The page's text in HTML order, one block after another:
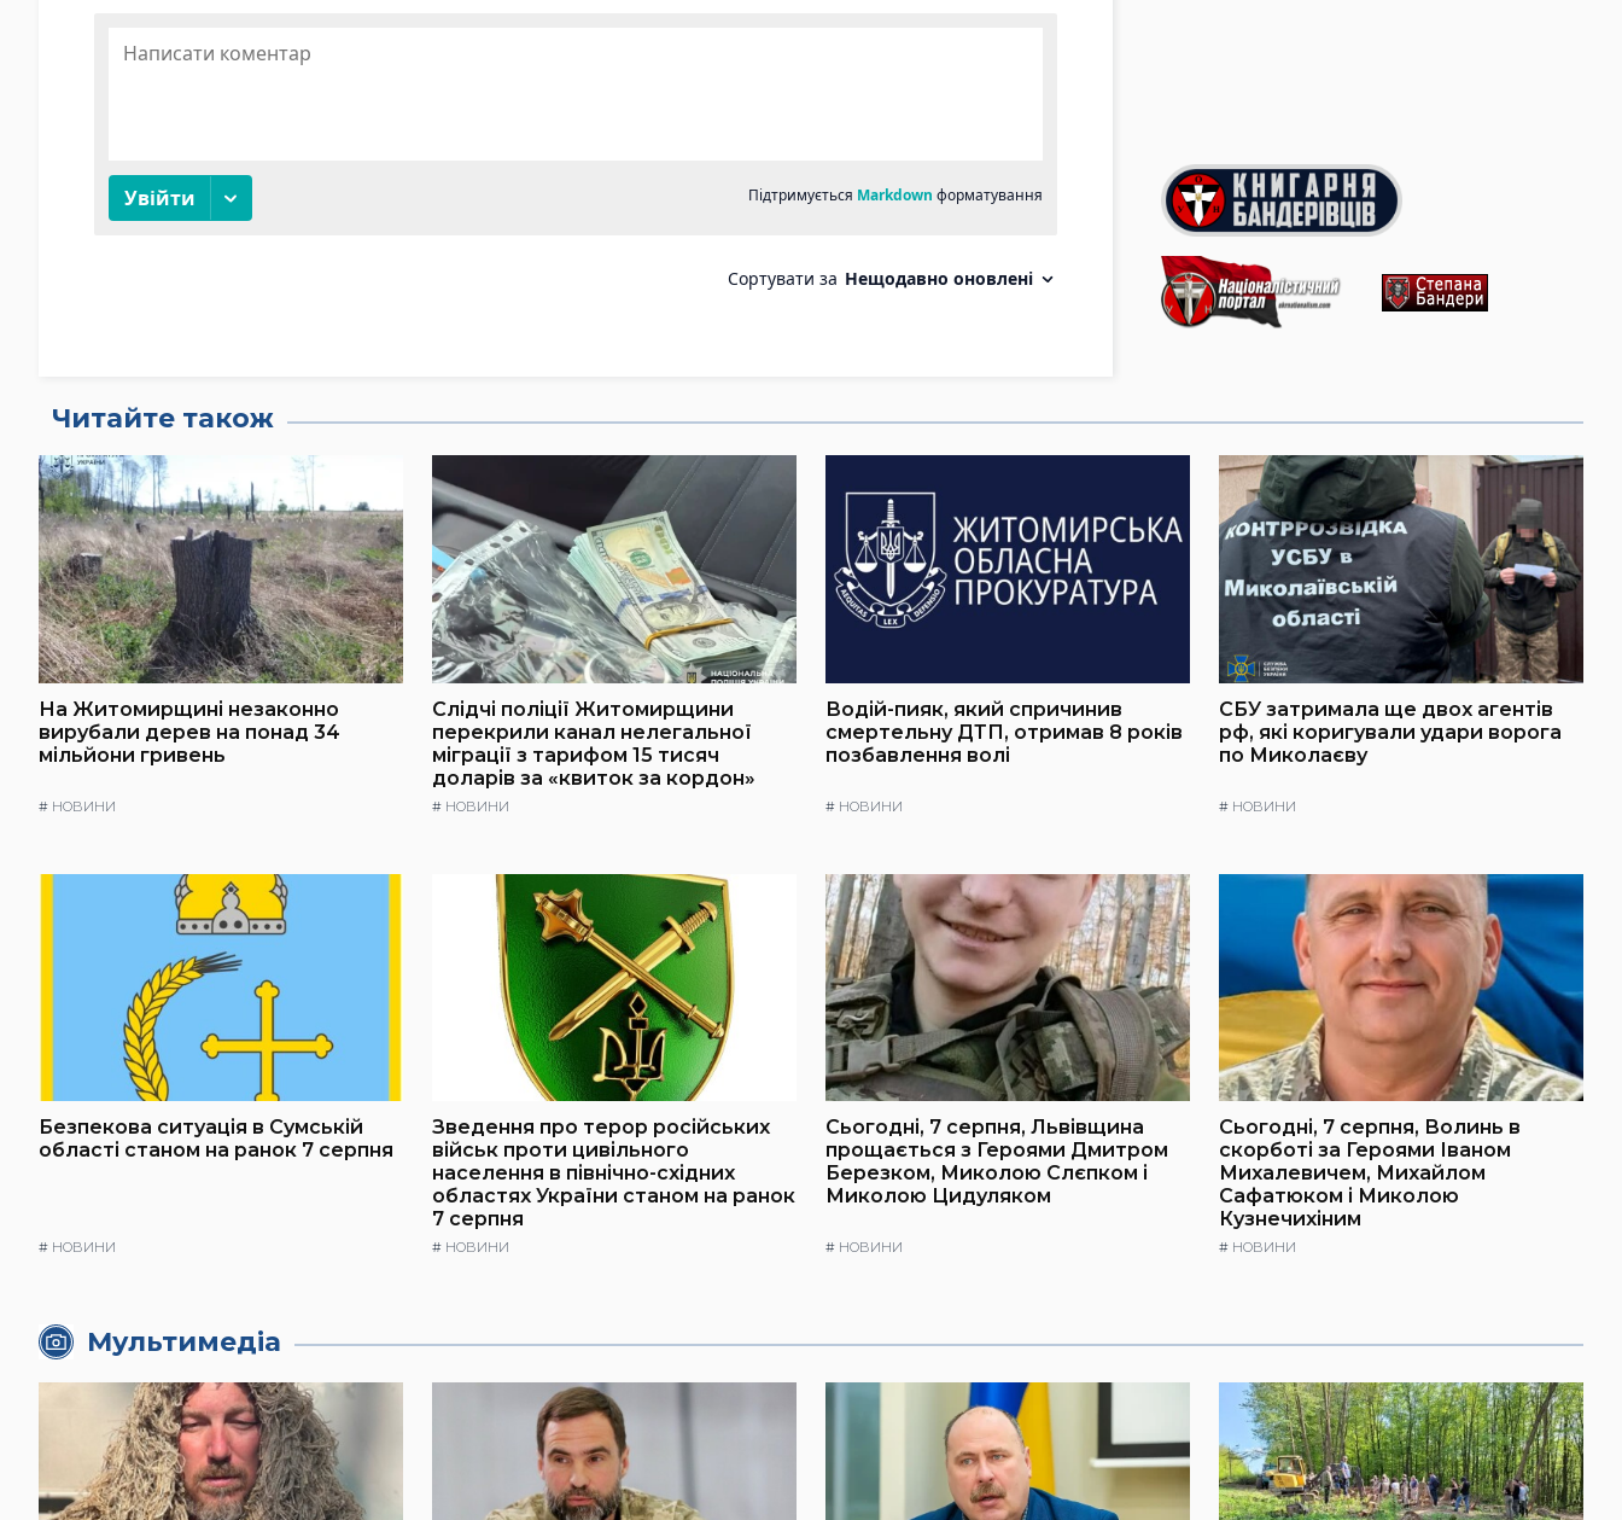
Читайте також
На Житомирщині незаконно
вирубали дерев на понад 34
мільйони гривень
# НОВИНИ
Слідчі поліції Житомирщини
перекрили канал нелегальної
міграції з тарифом 15 тисяч
доларів за «квиток за кордон»
# НОВИНИ
Водій-пияк, який спричинив
смертельну ДТП, отримав 8 років
позбавлення волі
# НОВИНИ
СБУ затримала ще двох агентів
рф, які коригували удари ворога
по Миколаєву
# НОВИНИ
Безпекова ситуація в Сумській
області станом на ранок 7 серпня
# НОВИНИ
Зведення про терор російських
військ проти цивільного
населення в північно-східних
областях України станом на ранок
7 серпня
# НОВИНИ
Сьогодні, 7 серпня, Львівщина
прощається з Героями Дмитром
Березком, Миколою Слєпком і
Миколою Цидуляком
# НОВИНИ
Сьогодні, 7 серпня, Волинь в
скорботі за Героями Іваном
Михалевичем, Михайлом
Сафатюком і Миколою
Кузнечихіним
# НОВИНИ
Мультимедіа